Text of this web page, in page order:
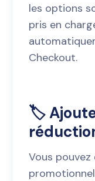
les options
pris en
Checkout.
🏷️
Vous